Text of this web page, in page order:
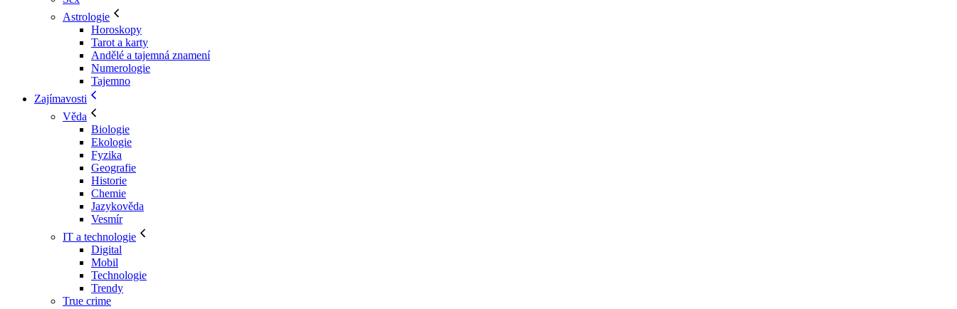
Astrologie
Horoskopy
Tarot a karty
Andělé a tajemná znamení
Numerologie
Tajemno
Zajímavosti
Věda
Biologie
Ekologie
Fyzika
Geografie
Historie
Chemie
Jazykověda
Vesmír
IT a technologie
Digital
Mobil
Technologie
Trendy
True crime